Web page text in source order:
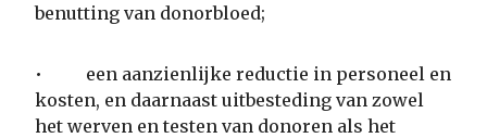
benutting van donorbloed;
• een aanzienlijke reductie in personeel en
kosten, en daarnaast uitbesteding van zowel
het werven en testen van donoren als het